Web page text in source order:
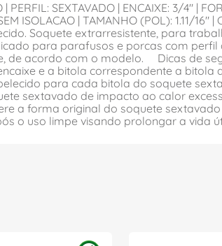
PERFIL: SEXTAVADO | ENCAIXE: 3/4" |
ISOLACAO | TAMANHO (POL): 1.11/
Soquete extrarresistente, para
para parafusos e porcas com
de acordo com o modelo. Dicas de
e a bitola correspondente a
para cada bitola do soquete
sextavado de impacto ao calor
a forma original do soquete
o uso limpe visando prolongar a